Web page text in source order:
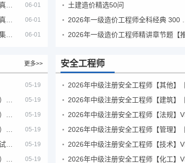
06-01
06-01
06-01
土建造价精选50问
更多>>
05-19
05-19
05-19
05-19
05-19
05-19
安全工程师